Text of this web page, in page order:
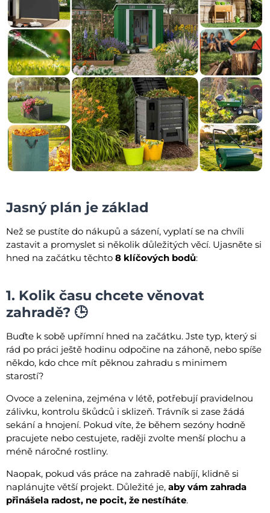
Jasný plán je základ
Než se pustíte do nákupů a sázení, vyplatí se na chvíli
zastavit a promyslet si několik důležitých věcí. Ujasněte si
hned na začátku těchto 8 klíčových bodů:
1. Kolik času chcete věnovat
zahradě? 🕒
Buďte k sobě upřímní hned na začátku. Jste typ, který si
rád po práci ještě hodinu odpočine na záhoně, nebo spíše
někdo, kdo chce mít pěknou zahradu s minimem
starostí?
Ovoce a zelenina, zejména v létě, potřebují pravidelnou
zálivku, kontrolu škůdců i sklizeň. Trávník si zase žádá
sekání a hnojení. Pokud víte, že během sezóny hodně
pracujete nebo cestujete, raději zvolte menší plochu a
méně náročné rostliny.
Naopak, pokud vás práce na zahradě nabíjí, klidně si
naplánujte větší projekt. Důležité je, aby vám zahrada
přinášela radost, ne pocit, že nestíháte.